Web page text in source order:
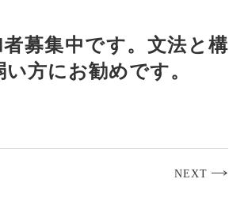
募集中です。文法と構
方にお勧めです。
NEXT